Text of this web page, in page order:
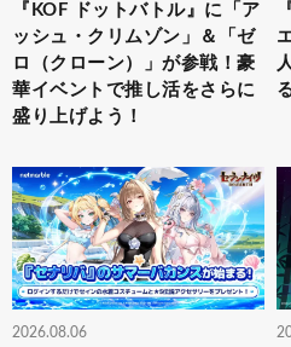
『KOF ドットバトル』に「ア
ッシュ・クリムゾン」＆「ゼ
ロ（クローン）」が参戦！豪
華イベントで推し活をさらに
盛り上げよう！
2026.08.06